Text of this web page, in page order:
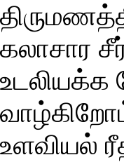
கலாசார
உளவியல்